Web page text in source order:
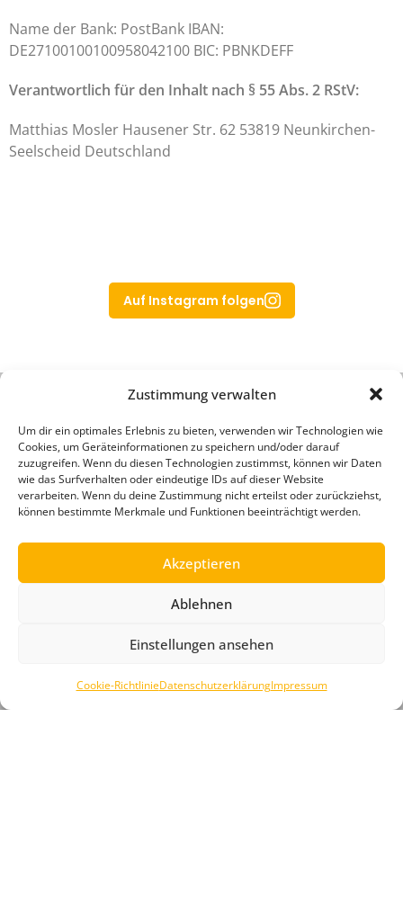
Zustimmung verwalten
Um dir ein optimales Erlebnis zu bieten, verwenden wir Technologien wie
Cookies, um Geräteinformationen zu speichern und/oder darauf
zuzugreifen. Wenn du diesen Technologien zustimmst, können wir Daten
wie das Surfverhalten oder eindeutige IDs auf dieser Website
verarbeiten. Wenn du deine Zustimmung nicht erteilst oder zurückziehst,
können bestimmte Merkmale und Funktionen beeinträchtigt werden.
Akzeptieren
Ablehnen
Einstellungen ansehen
Cookie-RichtlinieDatenschutzerklärungImpressum
Name der Bank: PostBank IBAN:
DE27100100100958042100 BIC: PBNKDEFF
Verantwortlich für den Inhalt nach § 55 Abs. 2 RStV:
Matthias Mosler Hausener Str. 62 53819 Neunkirchen-
Seelscheid Deutschland
24
1
Auf Instagram folgen
info@mosler-modification.de
Hausener Straße 62,